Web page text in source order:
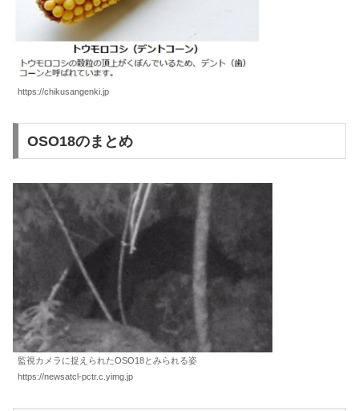
https://chikusangenki.jp
OSO18のまとめ
監視カメラに捉えられたOSO18とみられる姿
https://newsatcl-pctr.c.yimg.jp